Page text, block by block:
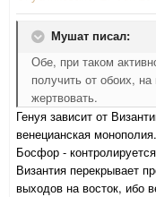
Мушат писал:
Обе, при таком
получить от обоих,
жертвовать.
Генуя зависит от
венецианская
Босфор -
Византия перекрывает
выходов на восток, ибо